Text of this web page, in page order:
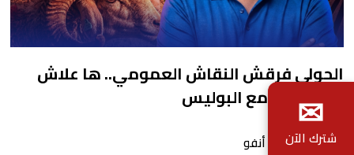
الحولي فرقش النقاش العمومي.. ها علاش
كنحتافلوا مع البوليس
بواسطة أحداث. أنفو
✉
شترك الآن